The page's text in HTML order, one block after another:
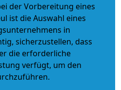
der Vorbereitung eines
ist die Auswahl eines
in
sicherzustellen, dass
die erforderliche
verfügt, um den